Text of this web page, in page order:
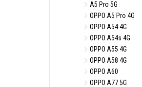
A5 Pro 5G
OPPO A5 Pro 4G
OPPO A54 4G
OPPO A54s 4G
OPPO A55 4G
OPPO A58 4G
OPPO A60
OPPO A77 5G